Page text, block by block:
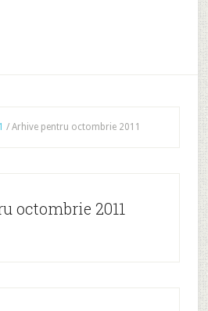
/Arhive pentru octombrie 2011
octombrie 2011